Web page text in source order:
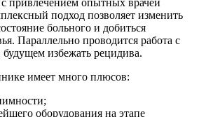
привлечением опытных врачей
подход позволяет изменить
больного и добиться
Параллельно проводится работа с
будущем избежать рецидива.
имеет много плюсов:
оборудования на этапе